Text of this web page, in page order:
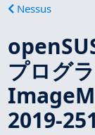
Nessus
プログ
2019-